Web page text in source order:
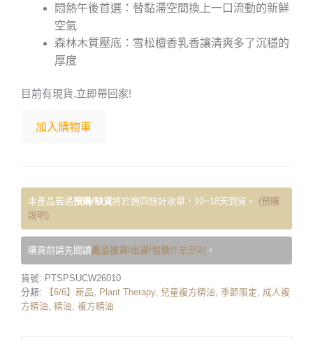
悶熱午後首選：替黏滯空間換上一口流動的新鮮
空氣
森林木質壓底：雪松檀香乳香讓清爽多了沉穩的
厚度
目前有現貨,立即帶回家!
加入購物車
本產品若遇預購/缺貨將於週四統計收單，10~18天到貨。 (預購
說明)
購買前請先閱讀產品撿貨/出貨/包裝作業原則 。
貨號: PTSPSUCW26010
分類:
【6/6】新品 Plant Therapy, 兒童複方精油 季節限定
成人複
方精油 精油 複方精油